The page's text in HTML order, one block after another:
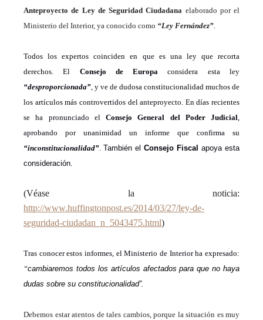
Anteproyecto de Ley de Seguridad Ciudadana elaborado por el
Ministerio del Interior, ya conocido como “Ley Fernández”
Todos los expertos coinciden en que es una ley que recorta
derechos.El Consejo de Europaconsidera esta ley
“desproporcionada” , y ve de dudosa constitucionalidad muchos de
los artículos más controvertidos del anteproyecto. En días recientes
se ha pronunciado el Consejo General del Poder Judicial
aprobando por unanimidad un informe que confirma su
“inconstitucionalidad” También el Consejo Fiscal apoya esta
consideración.
(Véase la noticia:
http://www.huffingtonpost.es/2014/03/27/ley-de-
seguridad-ciudadan_n_5043475.html)
Tras conocer estos informes, el Ministerio de Interior ha expresado:
“cambiaremos todos los artículos afectados para que no haya
dudas sobre su constitucionalidad”.
Debemos estar atentos de tales cambios, porque la situación es muy